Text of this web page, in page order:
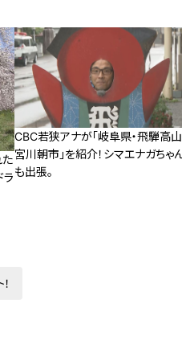
ラ
CBC若狭アナが「岐阜県・飛騨高山
宮川朝市」を紹介！シマエナガちゃ
も出張。